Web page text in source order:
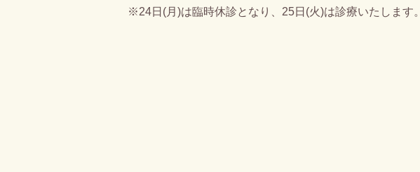
※24日(月)は臨時休診となり、25日(火)は診療いたします。